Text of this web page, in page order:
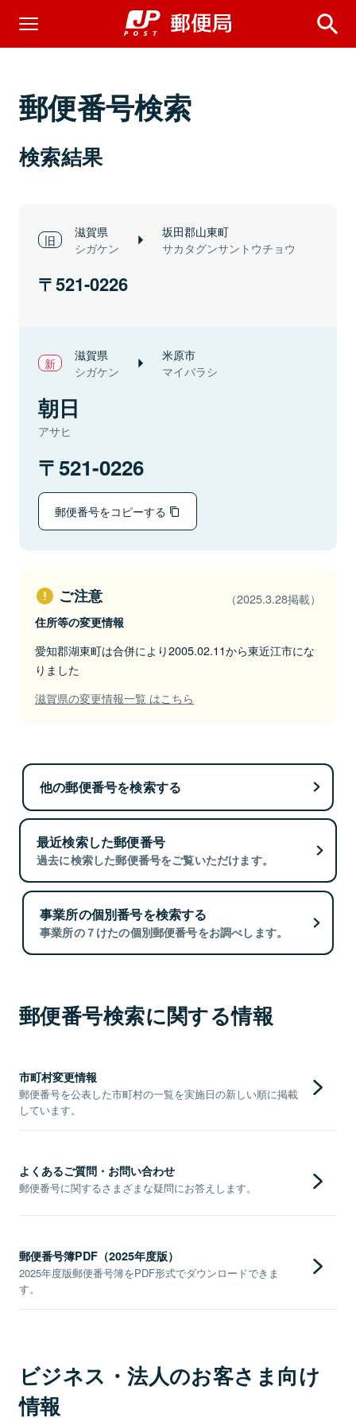
郵便番号検索
検索結果
滋賀県
シガケン
坂田郡山東町
サカタグンサントウチョウ
521-0226
滋賀県
シガケン
米原市
マイバラシ
朝日
アサヒ
521-0226
郵便番号をコピーする
ご注意 （2025.3.28掲載）
住所等の変更情報
愛知郡湖東町は合併により2005.02.11から東近江市にな
りました
滋賀県の変更情報一覧 はこちら
他の郵便番号を検索する
最近検索した郵便番号
過去に検索した郵便番号をご覧いただけます。
事業所の個別番号を検索する
事業所の７けたの個別郵便番号をお調べします。
郵便番号検索に関する情報
市町村変更情報
郵便番号を公表した市町村の一覧を実施日の新しい順に掲載
しています。
よくあるご質問・お問い合わせ
郵便番号に関するさまざまな疑問にお答えします。
郵便番号簿PDF（2025年度版）
2025年度版郵便番号簿をPDF形式でダウンロードできま
す。
ビジネス・法人のお客さま向け
情報